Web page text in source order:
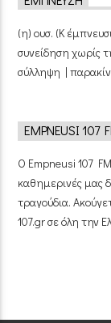
(η) ουσ. (Κ
συνείδηση χωρίς
σύλληψη |
EMPNEUSI 107
Ο Empneusi 107
καθημερινές μας
τραγούδια.
107.gr σε όλη την